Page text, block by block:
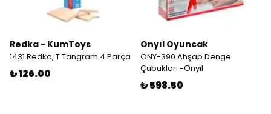
Redka - KumToys
1431 Redka, T Tangram 4 Parça
₺ 126.00
Onyıl Oyuncak
ONY-390 Ahşap Denge
Çubukları -Onyıl
₺ 598.50